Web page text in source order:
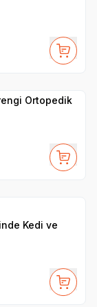
Kedi ve